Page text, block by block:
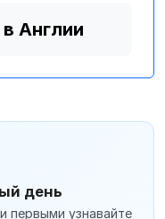
Англии
день
первыми узнавайте